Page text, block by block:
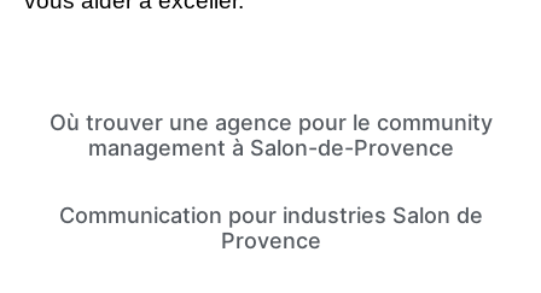
Où trouver une agence pour le community
management à Salon-de-Provence
Communication pour industries Salon de
Provence